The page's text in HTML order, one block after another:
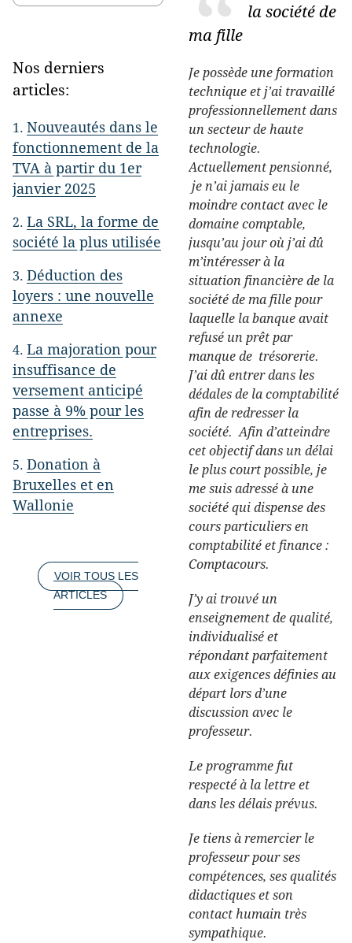
Nos derniers
articles:
Nouveautés dans le
fonctionnement de la
TVA à partir du 1er
janvier 2025
La SRL, la forme de
société la plus utilisée
Déduction des
loyers : une nouvelle
annexe
La majoration pour
insuffisance de
versement anticipé
passe à 9% pour les
entreprises.
Donation à
Bruxelles et en
Wallonie
VOIR TOUS LES
ARTICLES
la société de
ma fille
Je possède une formation
technique et j’ai travaillé
professionnellement dans
un secteur de haute
technologie.
Actuellement pensionné,
je n’ai jamais eu le
moindre contact avec le
domaine comptable,
jusqu’au jour où j’ai dû
m’intéresser à la
situation financière de la
société de ma fille pour
laquelle la banque avait
refusé un prêt par
manque de trésorerie.
J’ai dû entrer dans les
dédales de la comptabilité
afin de redresser la
société. Afin d’atteindre
cet objectif dans un délai
le plus court possible, je
me suis adressé à une
société qui dispense des
cours particuliers en
comptabilité et finance :
Comptacours.
J’y ai trouvé un
enseignement de qualité,
individualisé et
répondant parfaitement
aux exigences définies au
départ lors d’une
discussion avec le
professeur.
Le programme fut
respecté à la lettre et
dans les délais prévus.
Je tiens à remercier le
professeur pour ses
compétences, ses qualités
didactiques et son
contact humain très
sympathique.